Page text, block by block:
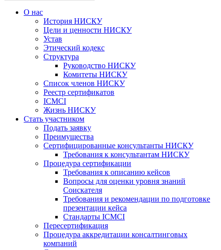
О нас
История НИСКУ
Цели и ценности НИСКУ
Устав
Этический кодекс
Структура
Руководство НИСКУ
Комитеты НИСКУ
Список членов НИСКУ
Реестр сертификатов
ICMCI
Жизнь НИСКУ
Стать участником
Подать заявку
Преимущества
Сертифицированные консультанты НИСКУ
Требования к консультантам НИСКУ
Процедура сертификации
Требования к описанию кейсов
Вопросы для оценки уровня знаний
Соискателя
Требования и рекомендации по подготовке
презентации кейса
Стандарты ICMCI
Пересертификация
Процедура аккредитации консалтинговых
компаний